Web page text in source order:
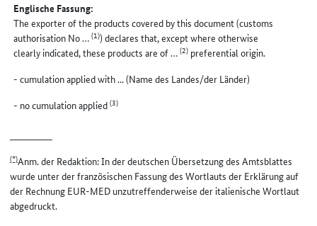
Englische Fassung:
The exporter of the products covered by this document (customs
authorisation No …(1)) declares that, except where otherwise
clearly indicated, these products are of …(2) preferential origin.
- cumulation applied with ... (Name des Landes/der Länder)
- no cumulation applied(3)
(*)Anm. der Redaktion: In der deutschen Übersetzung des Amtsblattes
wurde unter der französischen Fassung des Wortlauts der Erklärung auf
der Rechnung EUR-MED unzutreffenderweise der italienische Wortlaut
abgedruckt.